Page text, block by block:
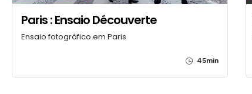
Paris : Ensaio Découverte
Ensaio fotográfico em Paris
45min